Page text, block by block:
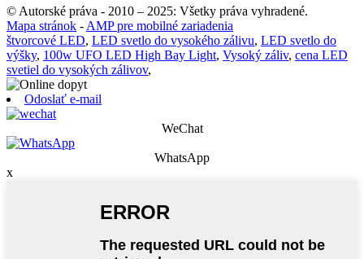
© Autorské práva - 2010 – 2025: Všetky práva vyhradené.
Mapa stránok - AMP pre mobilné zariadenia
štvorcové LED, LED svetlo do vysokého zálivu, LED svetlo do
výšky, 100w UFO LED High Bay Light, Vysoký záliv, cena LED
svetiel do vysokých zálivov,
Odoslať e-mail
WeChat
WhatsApp
x